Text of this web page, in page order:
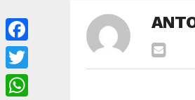
Facebook
Twitter